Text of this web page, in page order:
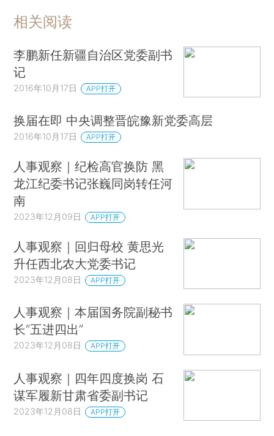
相关阅读
李鹏新任新疆自治区党委副书
记
2016年10月17日 APP打开
换届在即 中央调整晋皖豫新党委高层
2016年10月17日 APP打开
人事观察｜纪检高官换防 黑
龙江纪委书记张巍同岗转任河
南
2023年12月09日 APP打开
人事观察｜回归母校 黄思光
升任西北农大党委书记
2023年12月08日 APP打开
人事观察｜本届国务院副秘书
长“五进四出”
2023年12月08日 APP打开
人事观察｜四年四度换岗 石
谋军履新甘肃省委副书记
2023年12月08日 APP打开